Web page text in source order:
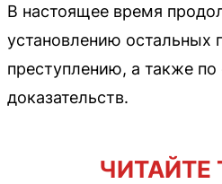
В настоящее время
установлению остальных
преступлению, а также
доказательств.
ЧИТАЙТЕ